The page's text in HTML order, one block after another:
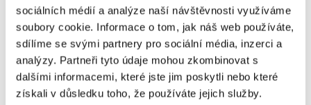
sociálních médií a analýze naší návštěvnosti využíváme
soubory cookie. Informace o tom, jak náš web používáte,
sdílíme se svými partnery pro sociální média, inzerci a
analýzy. Partneři tyto údaje mohou zkombinovat s
dalšími informacemi, které jste jim poskytli nebo které
získali v důsledku toho, že používáte jejich služby.
ostření LED svítilny. Otáčením hlavy
svítilny docílíte v okamžiku rozostření
nebo zaostření paprsku světla.